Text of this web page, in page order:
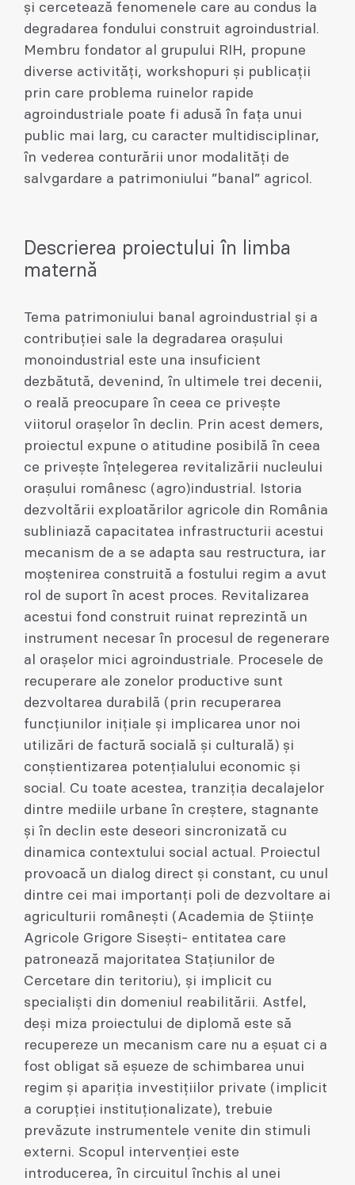
și cercetează fenomenele care au condus la
degradarea fondului construit agroindustrial.
Membru fondator al grupului RIH, propune
diverse activități, workshopuri și publicații
prin care problema ruinelor rapide
agroindustriale poate fi adusă în fața unui
public mai larg, cu caracter multidisciplinar,
în vederea conturării unor modalități de
salvgardare a patrimoniului ”banal” agricol.
Descrierea proiectului în limba
maternă
Tema patrimoniului banal agroindustrial și a
contribuției sale la degradarea orașului
monoindustrial este una insuficient
dezbătută, devenind, în ultimele trei decenii,
o reală preocupare în ceea ce privește
viitorul orașelor în declin. Prin acest demers,
proiectul expune o atitudine posibilă în ceea
ce privește înțelegerea revitalizării nucleului
orașului românesc (agro)industrial. Istoria
dezvoltării exploatărilor agricole din România
subliniază capacitatea infrastructurii acestui
mecanism de a se adapta sau restructura, iar
moștenirea construită a fostului regim a avut
rol de suport în acest proces. Revitalizarea
acestui fond construit ruinat reprezintă un
instrument necesar în procesul de regenerare
al orașelor mici agroindustriale. Procesele de
recuperare ale zonelor productive sunt
dezvoltarea durabilă (prin recuperarea
funcțiunilor inițiale și implicarea unor noi
utilizări de factură socială și culturală) și
conștientizarea potențialului economic și
social. Cu toate acestea, tranziția decalajelor
dintre mediile urbane în creștere, stagnante
și în declin este deseori sincronizată cu
dinamica contextului social actual. Proiectul
provoacă un dialog direct și constant, cu unul
dintre cei mai importanți poli de dezvoltare ai
agriculturii românești (Academia de Științe
Agricole Grigore Sisești- entitatea care
patronează majoritatea Stațiunilor de
Cercetare din teritoriu), și implicit cu
specialiști din domeniul reabilitării. Astfel,
deși miza proiectului de diplomă este să
recupereze un mecanism care nu a eșuat ci a
fost obligat să eșueze de schimbarea unui
regim și apariția investițiilor private (implicit
a corupției instituționalizate), trebuie
prevăzute instrumentele venite din stimuli
externi. Scopul intervenției este
introducerea, în circuitul închis al unei